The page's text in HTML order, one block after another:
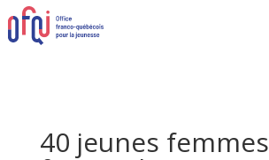
40 jeunes femmes